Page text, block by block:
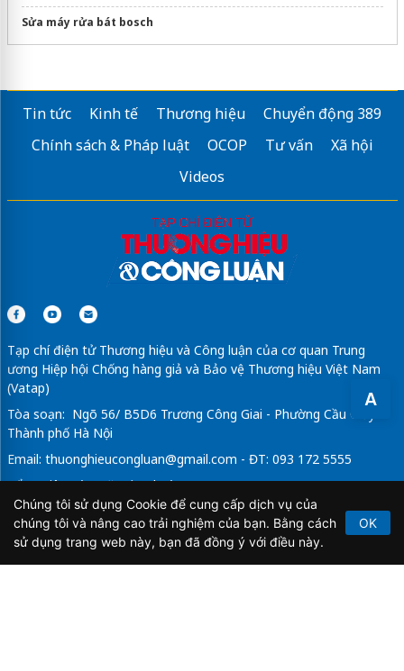
A
Sửa máy rửa bát bosch
Tin tức Kinh tế Thương hiệu
Chuyển động 389
Chính sách & Pháp luật
OCOP Tư vấn
Xã hội
Videos
Tạp chí điện tử Thương hiệu và Công luận của cơ quan Trung
ương Hiệp hội Chống hàng giả và Bảo vệ Thương hiệu Việt Nam
(Vatap)
Tòa soạn: Ngõ 56/ B5D6 Trương Công Giai - Phường Cầu Giấy -
Thành phố Hà Nội
Email: thuonghieucongluan@gmail.com - ĐT: 093 172 5555
Tổng Biên Tập: Vũ Đức Thuận
Giấy phép hoạt động báo chí điện tử số 64/GP-BTTTT do Bộ
Thông tin và Truyền thông cấp ngày 21/2/2020.
Chúng tôi sử dụng Cookie để cung cấp dịch vụ của
chúng tôi và nâng cao trải nghiệm của bạn. Bằng cách
sử dụng trang web này, bạn đã đồng ý với điều này.
OK